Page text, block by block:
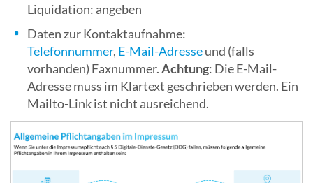
Liquidation: angeben
Daten zur Kontaktaufnahme:
Telefonnummer, E-Mail-Adresseund (falls
vorhanden) Faxnummer.Achtung: Die E-Mail-
Adresse muss im Klartext geschrieben werden. Ein
Mailto-Link ist nicht ausreichend.